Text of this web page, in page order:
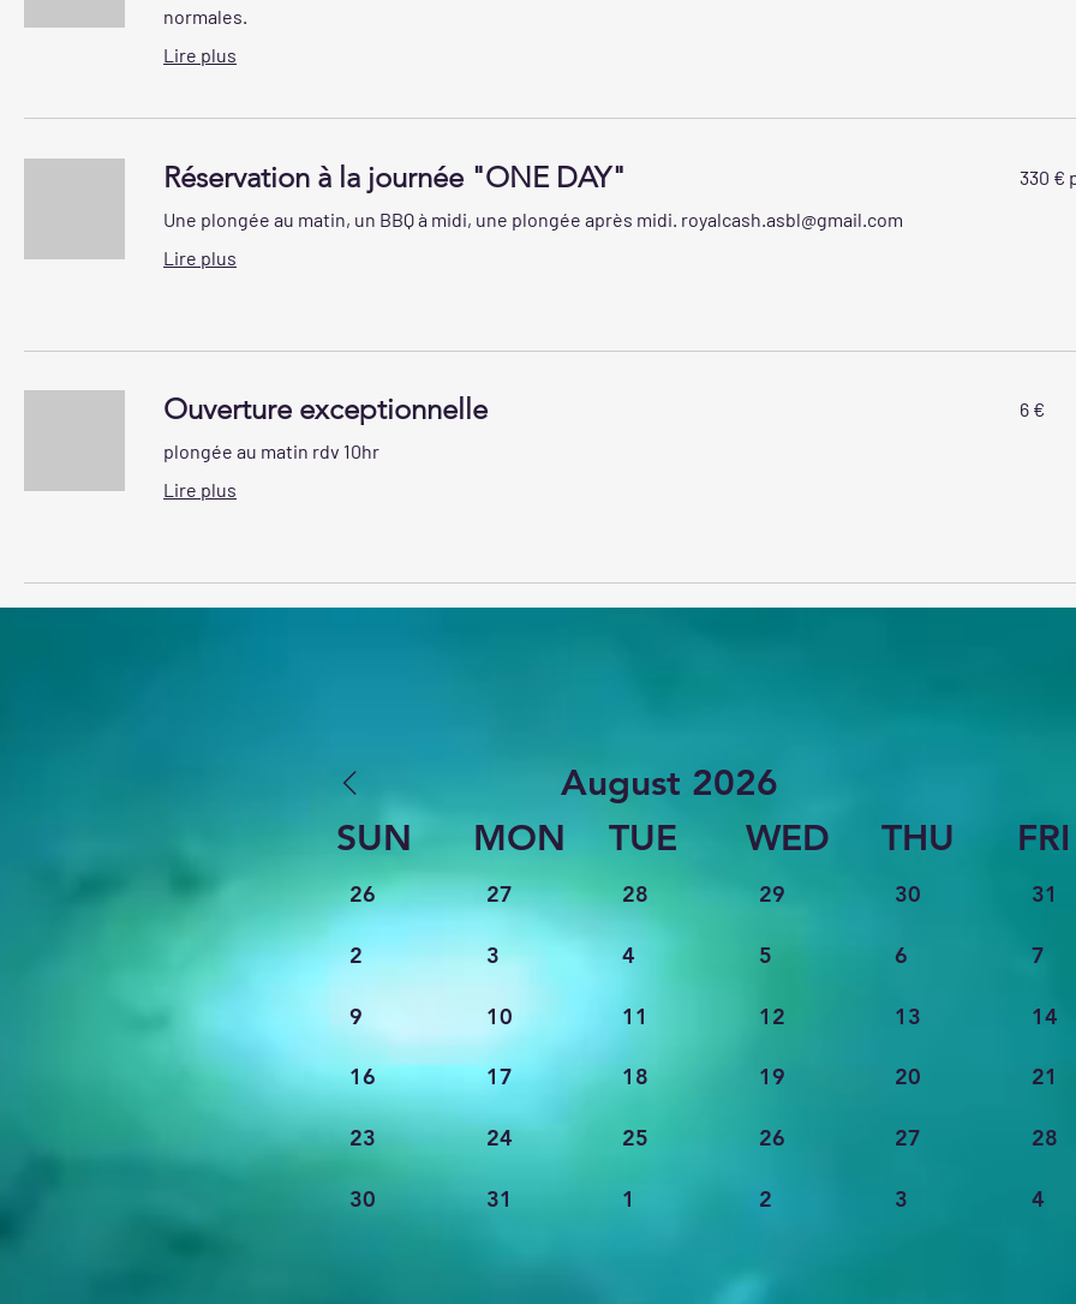
normales.
Lire plus
Réservation à la journée "ONE DAY"
Une plongée au matin, un BBQ à midi, une plongée après midi. royalcash.asbl@gmail.com
Lire plus
€
330 €
Ouverture exceptionnelle
plongée au matin rdv 10hr
Lire plus
euros
6 €
26 27 28 29 30 31
2 3 4 5 6 7
9 10 11 12 13 14
16 17 18 19 20 21
23 24 25 26 27 28
30 31 1 2 3 4
FRI
THU
WED
TUE
MON
SUN
August 2026